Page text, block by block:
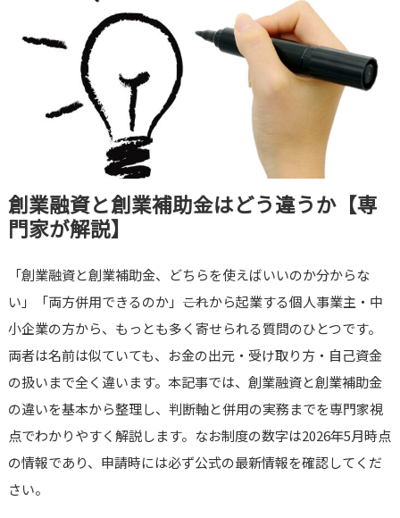
創業融資と創業補助金はどう違うか【専
門家が解説】
「創業融資と創業補助金、どちらを使えばいいのか分からな
い」「両方併用できるのか」――これから起業する個人事業主・中
小企業の方から、もっとも多く寄せられる質問のひとつです。
両者は名前は似ていても、お金の出元・受け取り方・自己資金
の扱いまで全く違います。本記事では、創業融資と創業補助金
の違いを基本から整理し、判断軸と併用の実務までを専門家視
点でわかりやすく解説します。なお制度の数字は2026年5月時点
の情報であり、申請時には必ず公式の最新情報を確認してくだ
さい。